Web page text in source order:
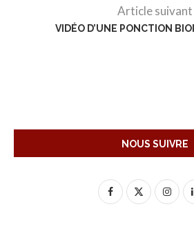
Article suivant
VIDÉO D’UNE PONCTION
NOUS SUIVRE